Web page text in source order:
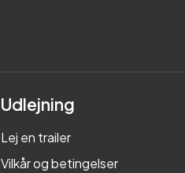
Udlejning
Lej en trailer
Vilkår og betingelser